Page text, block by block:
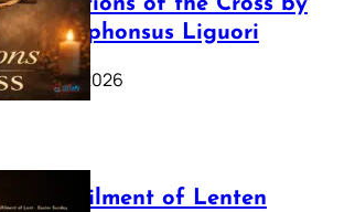
The Stations of the Cross by
Saint Alphonsus Liguori
March 16, 2026
The Fulfilment of Lenten